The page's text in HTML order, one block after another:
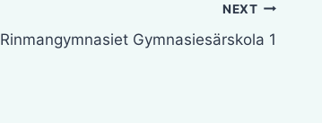
NEXT
Rinmangymnasiet Gymnasiesärskola 1